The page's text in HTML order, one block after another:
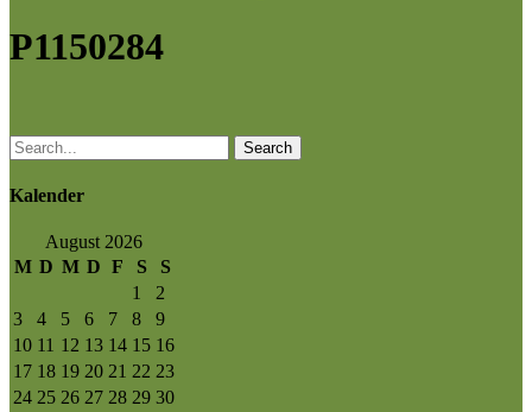
P1150284
Search
Kalender
August 2026
M D M D F S
S
1
2
3
4 5 6 7 8
9
10 11 12 13 14 15 16
17 18 19 20 21 22 23
24 25 26 27 28 29 30